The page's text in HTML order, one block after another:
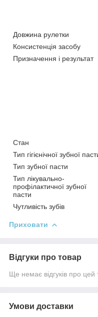
Довжина рулетки
Консистенція засобу
Призначення і результат
Стан
Тип гігієнічної зубної
Тип зубної пасти
Тип лікувально-
профілактичної зубної
пасти
Чутливість зубів
Приховати
Відгуки про товар
Ще немає відгуків про цей
Умови доставки